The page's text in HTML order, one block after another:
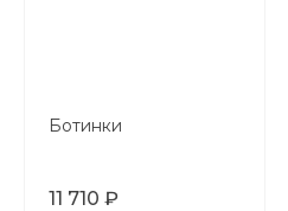
Ботинки
11 710 ₽